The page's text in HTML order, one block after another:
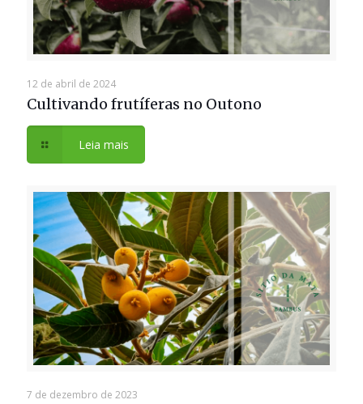
12 de abril de 2024
Cultivando frutíferas no Outono
Leia mais
7 de dezembro de 2023